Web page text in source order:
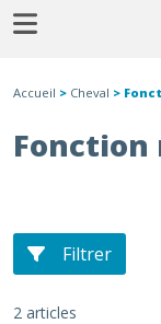
Accueil > Cheval >
Fonction
Filtrer
2 articles